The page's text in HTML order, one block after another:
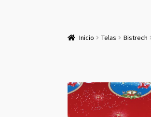
Inicio Telas Bistrech